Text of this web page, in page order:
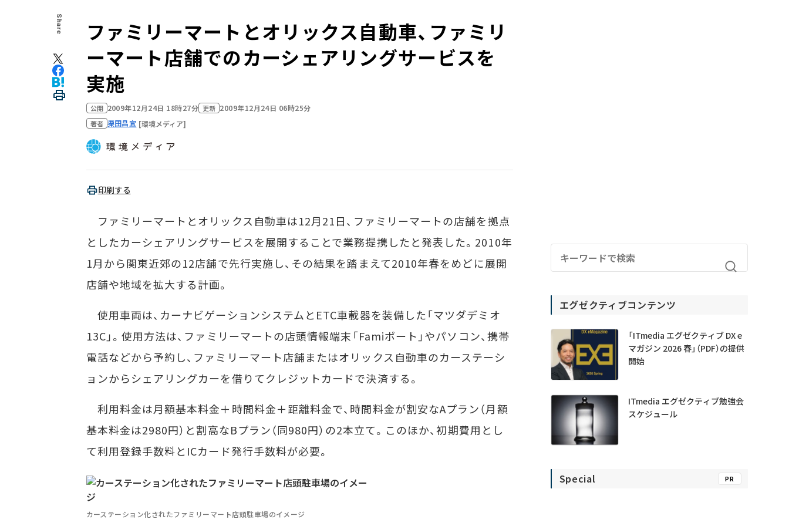
Share
ファミリーマートとオリックス自動車、ファミリ
ーマート店舗でのカーシェアリングサービスを
実施
公開 2009年12月24日 18時27分 更新 2009年12月24日 06時25分
著者 栗田昌宜 [環境メディア]
印刷する
ファミリーマートとオリックス自動車は12月21日、ファミリーマートの店舗を拠点
としたカーシェアリングサービスを展開することで業務提携したと発表した。2010年
1月から関東近郊の12店舗で先行実施し、その結果を踏まえて2010年春をめどに展開
店舗や地域を拡大する計画。
使用車両は、カーナビゲーションシステムとETC車載器を装備した「マツダデミオ
13C」。使用方法は、ファミリーマートの店頭情報端末「Famiポート」やパソコン、携帯
電話などから予約し、ファミリーマート店舗またはオリックス自動車のカーステーシ
ョンからシェアリングカーを借りてクレジットカードで決済する。
利用料金は月額基本料金＋時間料金＋距離料金で、時間料金が割安なAプラン（月額
基本料金は2980円）と割高なBプラン（同980円）の2本立て。このほか、初期費用とし
て利用登録手数料とICカード発行手数料が必要。
カーステーション化されたファミリーマート店頭駐車場のイメージ
エグゼクティブコンテンツ
「ITmedia エグゼクティブ DX e
マガジン 2026 春」（PDF）の提供
開始
ITmedia エグゼクティブ勉強会
スケジュール
Special PR